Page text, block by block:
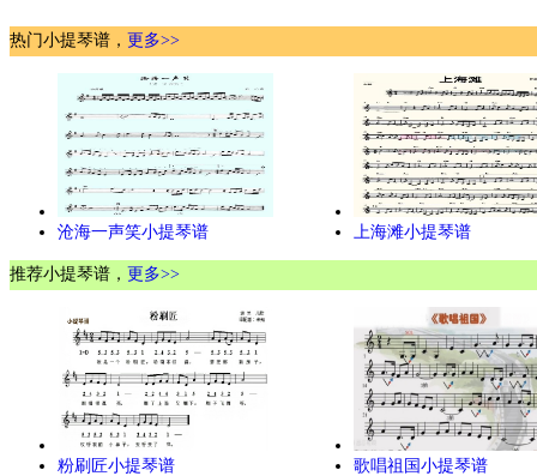
热门小提琴谱， 更多>>
沧海一声笑小提琴谱 上海滩小提琴谱
推荐小提琴谱， 更多>>
粉刷匠小提琴谱 歌唱祖国小提琴谱